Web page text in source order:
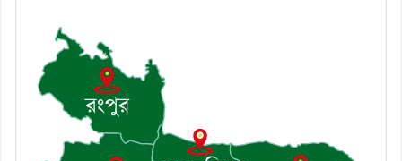
৮। দাউদকান্দিতে মুচি সম্প্রদায়ের
খোঁজখবর নিলেন ড. খন্দকার মারুফ
হোসেন